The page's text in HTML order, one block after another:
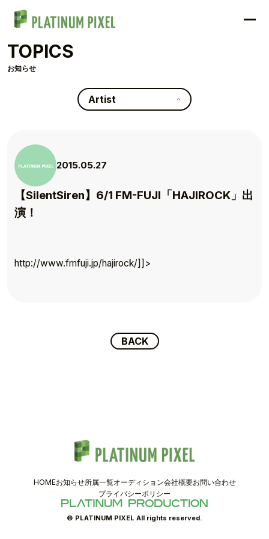
TOPICS
SCHEDULE
COMPANY
PIXEL SHOP
CONTACT
TOPICS
お知らせ
Artist
2015.05.27
【SilentSiren】6/1 FM-FUJI「HAJIROCK」出
演！
http://www.fmfuji.jp/hajirock/]]>
BACK
HOMEお知らせ所属一覧オーディション会社概要お問い合わせ
プライバシーポリシー
© PLATINUM PIXEL All rights reserved.